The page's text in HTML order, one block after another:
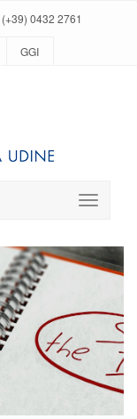
(+39) 0432 2761
GGI